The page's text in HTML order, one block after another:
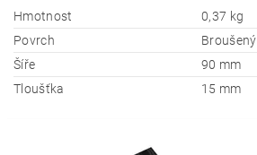
Hmotnost
0,37 kg
Povrch
Broušený
Šíře
90 mm
Tloušťka
15 mm